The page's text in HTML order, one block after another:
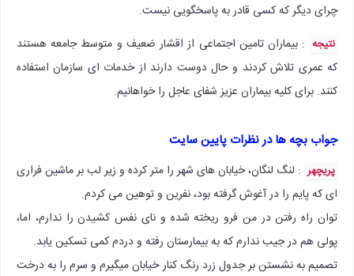
چرای دیگر که کسی قادر به پاسخگویی نیست.
نتیجه : بیماران تامین اجتماعی از اقشار ضعیف و متوسط جامعه هستند
که عمری تلاش کردند و حال دوست دارند از خدمات ای سازمان استفاده
کنند. برای کلیه بیماران عزیز شفای عاجل را خواهانیم.
جواب بچه ها در نظرات پایین سایت
پریچهر : لنگ لنگان، خیابان های شهر را متر کرده و زیر لب بر ماشین فراری
ای که پایم را در آغوش گرفته بود، نفرین و توهین می کردم.
توان راه رفتن در من فرو ریخته شده و نای نفس کشیدن را ندارم، اما،
پولی هم در جیب ندارم که به بیمارستان رفته و دردم کمی تسکین یابد.
تصمیم به نشستن بر جدول زرد رنگ کنار خیابان میگیرم و سرم را به درخت